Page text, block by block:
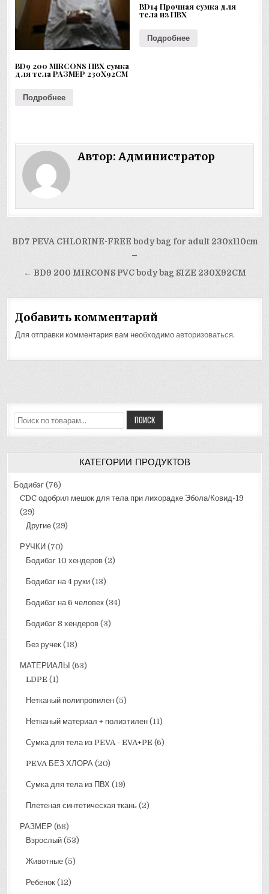
BD9 200 MIRCONS ПВХ сумка
для тела РАЗМЕР 230X92CM
Подробнее
BD14 Прочная сумка для
тела из ПВХ
Подробнее
Автор:Администратор
Навигация
записям
BD7 PEVA CHLORINE-FREE body bag for adult 230x110cm
→
← BD9 200 MIRCONS PVC body bag SIZE 230X92CM
Добавить комментарий
Для отправки комментария вам необходимоавторизоваться.
Искать: ПОИСК
КАТЕГОРИИ ПРОДУКТОВ
Бодибэг (76)
CDC одобрил мешок для тела при лихорадке Эбола/Ковид-19
(29)
Другие (29)
РУЧКИ (70)
Бодибэг 10 хендеров (2)
Бодибэг на 4 руки (13)
Бодибэг на 6 человек (34)
Бодибэг 8 хендеров (3)
Без ручек (18)
МАТЕРИАЛЫ (63)
LDPE (1)
Нетканый полипропилен (5)
Нетканый материал + полиэтилен (11)
Сумка для тела из PEVA - EVA+PE (6)
PEVA БЕЗ ХЛОРА (20)
Сумка для тела из ПВХ (19)
Плетеная синтетическая ткань (2)
РАЗМЕР (68)
Взрослый (53)
Животные (5)
Ребенок (12)